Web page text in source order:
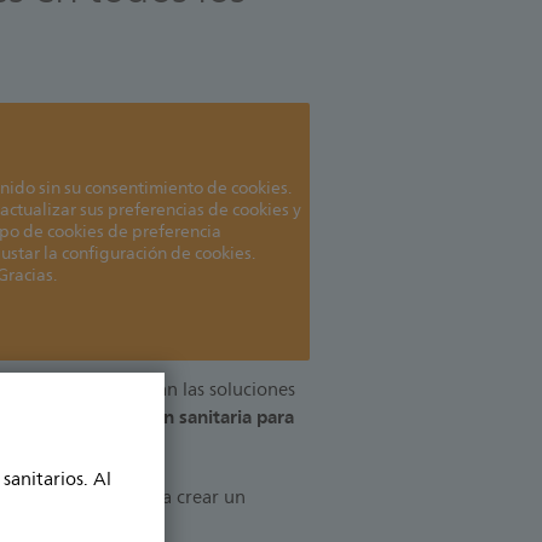
Al
sin su consentimiento de cookies.
sus preferencias de cookies y
de cookies de preferencia
la configuración de cookies.
lo que significan las soluciones
conectar la atención sanitaria para
fuentes para crear un